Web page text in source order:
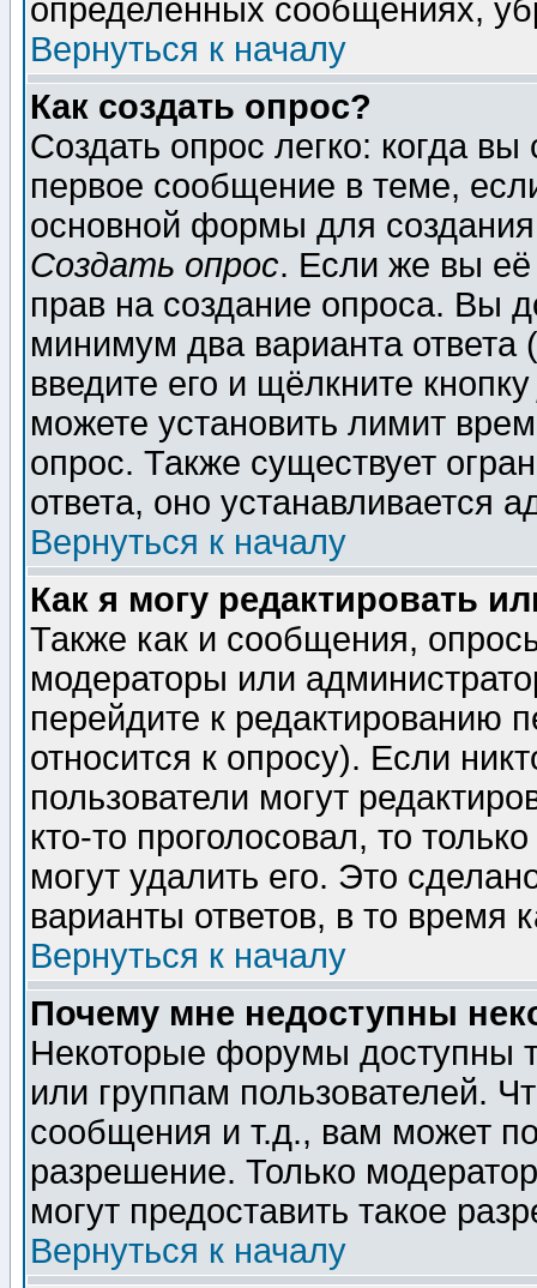
определенных сообщениях,
Вернуться к началу
Как создать опрос?
Создать опрос легко: когда
первое сообщение в теме,
основной формы для
Создать опрос. Если же вы её
прав на создание опроса. Вы
минимум два варианта ответа
введите его и щёлкните
можете установить лимит
опрос. Также существует
ответа, оно устанавливается
Вернуться к началу
Как я могу редактировать
Также как и сообщения,
модераторы или
перейдите к редактированию
относится к опросу). Если
пользователи могут
кто-то проголосовал, то
могут удалить его. Это
варианты ответов, в то время
Вернуться к началу
Почему мне недоступны
Некоторые форумы доступны
или группам пользователей.
сообщения и т.д., вам может
разрешение. Только
могут предоставить такое
Вернуться к началу